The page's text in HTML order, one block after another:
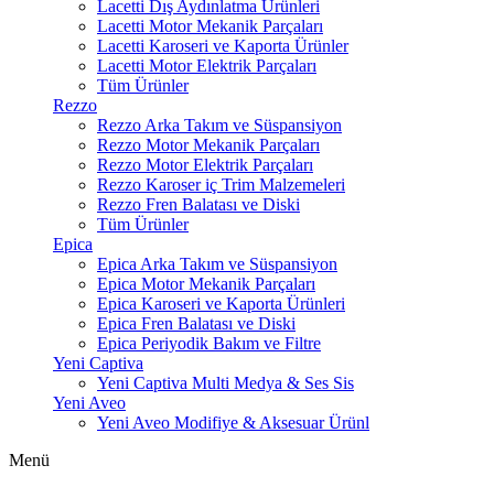
Lacetti Dış Aydınlatma Ürünleri
Lacetti Motor Mekanik Parçaları
Lacetti Karoseri ve Kaporta Ürünler
Lacetti Motor Elektrik Parçaları
Tüm Ürünler
Rezzo
Rezzo Arka Takım ve Süspansiyon
Rezzo Motor Mekanik Parçaları
Rezzo Motor Elektrik Parçaları
Rezzo Karoser iç Trim Malzemeleri
Rezzo Fren Balatası ve Diski
Tüm Ürünler
Epica
Epica Arka Takım ve Süspansiyon
Epica Motor Mekanik Parçaları
Epica Karoseri ve Kaporta Ürünleri
Epica Fren Balatası ve Diski
Epica Periyodik Bakım ve Filtre
Yeni Captiva
Yeni Captiva Multi Medya & Ses Sis
Yeni Aveo
Yeni Aveo Modifiye & Aksesuar Ürünl
Menü